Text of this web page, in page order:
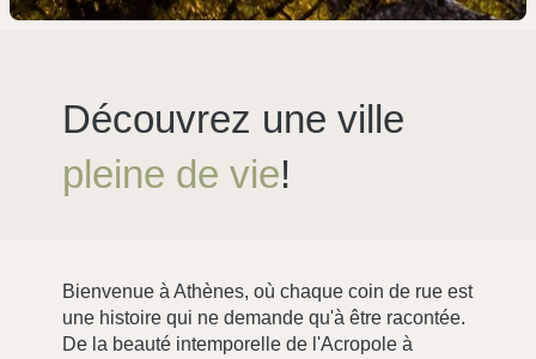
Découvrez une ville
pleine de vie!
Bienvenue à Athènes, où chaque coin de rue est
une histoire qui ne demande qu'à être racontée.
De la beauté intemporelle de l'Acropole à